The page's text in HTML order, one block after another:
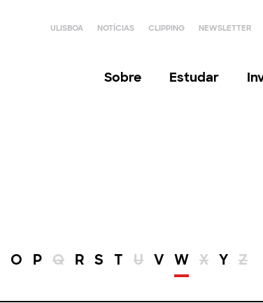
ULISBOA NOTÍCIAS CLIPPING NEWSLETTER
Sobre Estudar
O P Q R S T U V W X Y Z